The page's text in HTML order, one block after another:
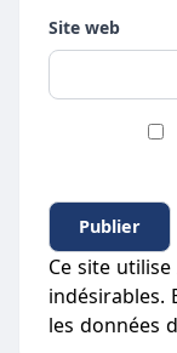
Site web
Ce site
indésirables.
les données